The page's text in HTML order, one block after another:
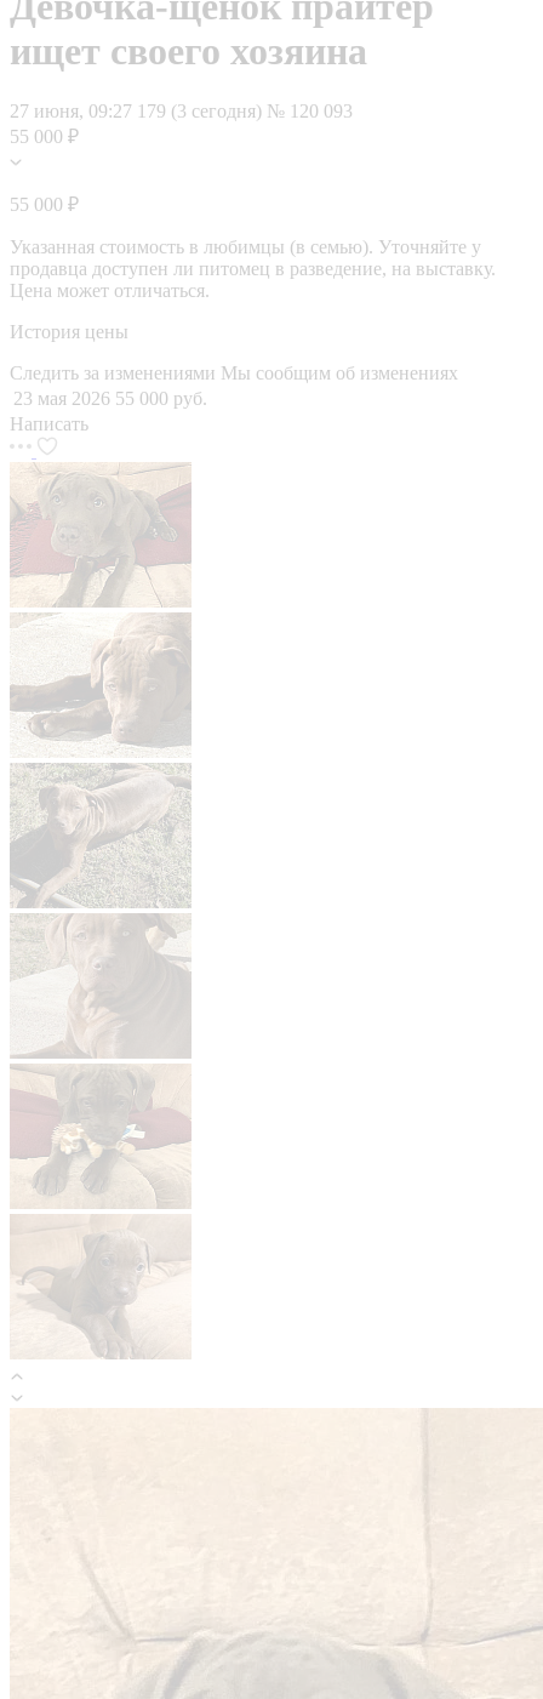
ищет своего хозяина
27 июня, 09:27 179 (3 сегодня) № 120 093
55 000 ₽
55 000 ₽
Указанная стоимость в любимцы (в семью). Уточняйте у
продавца доступен ли питомец в разведение, на выставку.
Цена может отличаться.
История цены
Следить за изменениями Мы сообщим об изменениях
23 мая 2026 55 000 руб.
Написать